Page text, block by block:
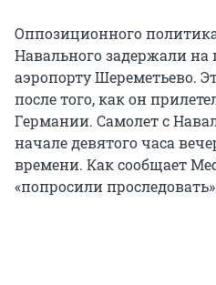
Оппозиционного
Навального задержали на
аэропорту Шереметьево.
после того, как он
Германии. Самолет с
начале девятого часа
времени. Как сообщает
«попросили